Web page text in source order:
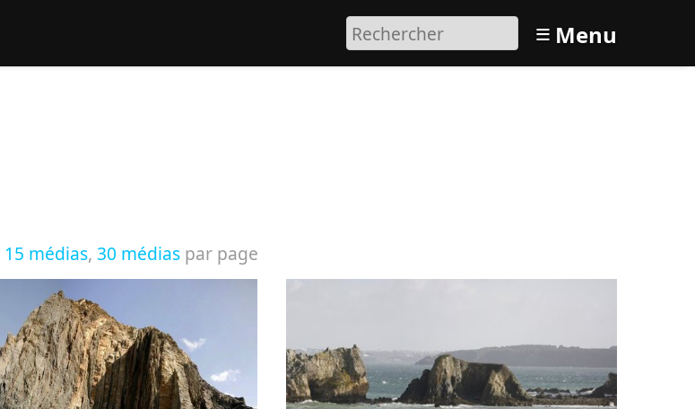
≡ Menu
15 médias, 30 médias par page